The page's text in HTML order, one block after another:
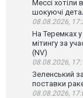
Мессі хотіли
шокуючі
08.08.2026,
На Теремках у
мітингу за
(NV)
08.08.2026,
Зеленський
поставки
08.08.2026,